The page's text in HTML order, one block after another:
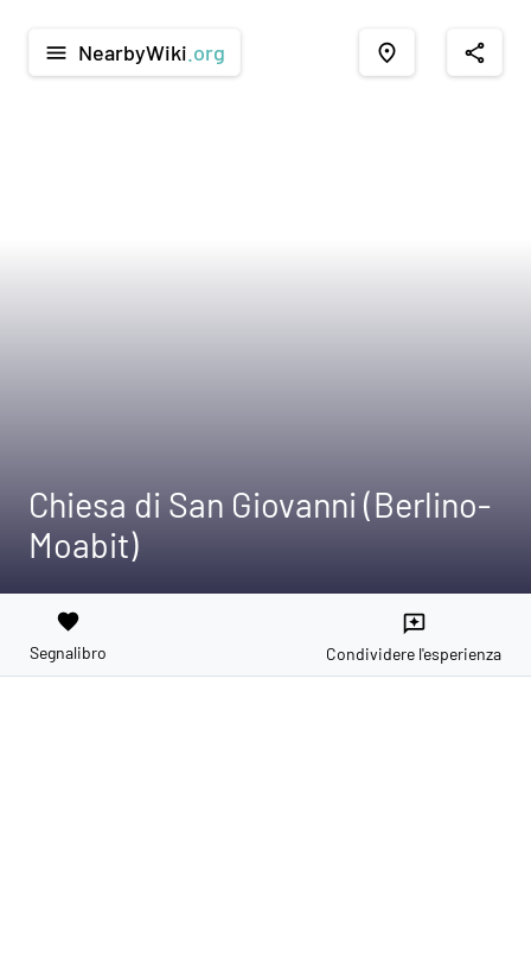
menu NearbyWiki .org place share
Chiesa di San Giovanni (Berlino-
Moabit)
favorite
Segnalibro
reviews
Condividere l'esperienza